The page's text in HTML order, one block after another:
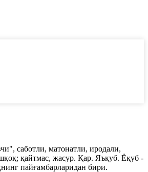
саботли, матонатли, иродали,
қайтмас, жасур. Қар. Яъқуб. Ёқуб -
пайғамбарларидан бири.